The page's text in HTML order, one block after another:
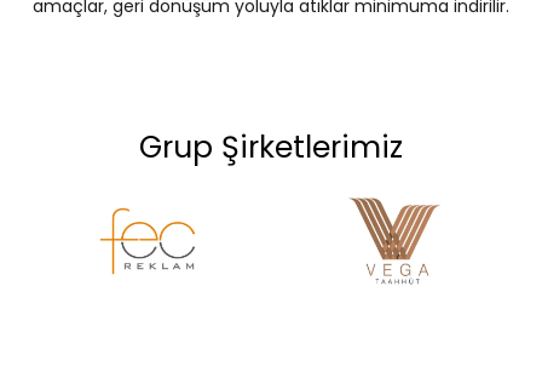
amaçlar, geri dönüşüm yoluyla atıklar minimuma indirilir.
Grup Şirketlerimiz